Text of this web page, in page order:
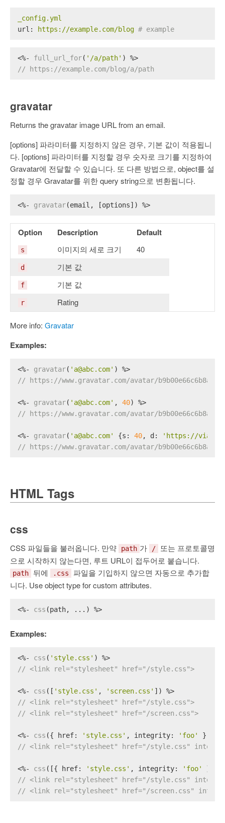
_config.yml
url:
https://example.com/blog # example
<%- full_url_for( '/a/path' ) %>
// https://example.com/blog/a/path
gravatar
Returns the gravatar image URL from an email.
[options] 파라미터를 지정하지 않은 경우, 기본 값이 적용됩니
다. [options] 파라미터를 지정할 경우 숫자로 크기를 지정하여
Gravatar에 전달할 수 있습니다. 또 다른 방법으로, object를 설
정할 경우 Gravatar를 위한 query string으로 변환됩니다.
<%- gravatar(email, [options]) %>
Option Description Default
s 이미지의 세로 크기 40
d 기본 값
f 기본 값
r Rating
More info: Gravatar
Examples:
<%- gravatar( 'a@abc.com' ) %>
// https://www.gravatar.com/avatar/
<%- gravatar( 'a@abc.com' , 40) %>
// https://www.gravatar.com/avatar/
<%- gravatar( 'a@abc.com' {s : 40, d :
'https://
// https://www.gravatar.com/avatar/
HTML Tags
css
CSS 파일들을 불러옵니다. 만약 path 가 /
또는 프로토콜명
으로 시작하지 않는다면, 루트 URL이 접두어로 붙습니다.
path 뒤에 .css
파일을 기입하지 않으면 자동으로 추가합
니다. Use object type for custom attributes.
<%- css (path, ...) %>
Examples:
<%- css ( 'style.css' ) %>
// <link rel="stylesheet" href="/style.css">
<%- css ([ 'style.css' , 'screen.css' ]) %>
// <link rel="stylesheet" href="/style.css">
// <link rel="stylesheet" href="/screen.css">
<%- css ({ href: 'style.css' , integrity: 'foo'
}) %>
// <link rel="stylesheet" href="/style.css"
<%- css ([{ href: 'style.css' , integrity: 'foo'
},
// <link rel="stylesheet" href="/style.css"
// <link rel="stylesheet" href="/screen.css"